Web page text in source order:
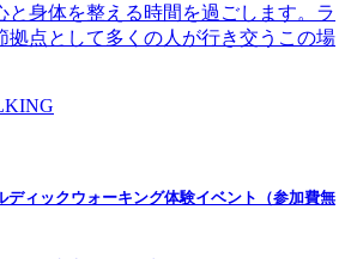
と身体を整える時間を過ごします。ラ
拠点として多くの人が行き交うこの場
ディックウォーキング体験イベント（参加費無